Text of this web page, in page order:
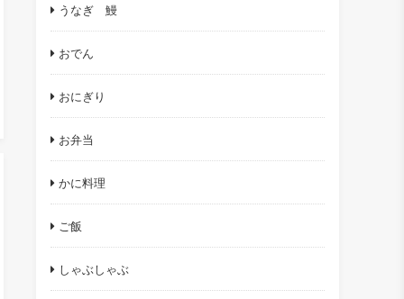
うなぎ 鰻
おでん
おにぎり
お弁当
かに料理
ご飯
しゃぶしゃぶ